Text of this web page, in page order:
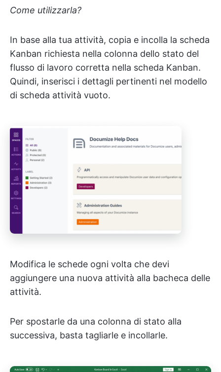
Come utilizzarla?
In base alla tua attività, copia e incolla la scheda
Kanban richiesta nella colonna dello stato del
flusso di lavoro corretta nella scheda Kanban.
Quindi, inserisci i dettagli pertinenti nel modello
di scheda attività vuoto.
Modifica le schede ogni volta che devi
aggiungere una nuova attività alla bacheca delle
attività.
Per spostarle da una colonna di stato alla
successiva, basta tagliarle e incollarle.